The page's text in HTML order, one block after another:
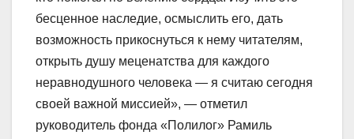
бесценное наследие, осмыслить его, дать
возможность прикоснуться к нему читателям,
открыть душу меценатства для каждого
неравнодушного человека — я считаю сегодня
своей важной миссией», — отметил
руководитель фонда «Полилог» Рамиль